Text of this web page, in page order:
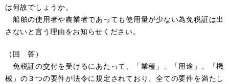
は何故でしょうか。
船舶の使用者や農業者であっても使用量が少ない為免税証は出
さないと言う理由をお知らせください。
（回 答）
免税証の交付を受けるにあたって、「業種」、「用途」、「機
械」の３つの要件が法令に規定されており、全ての要件を満たし